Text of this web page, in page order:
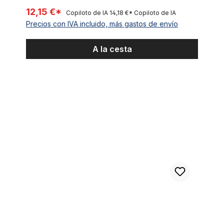
12,15 €* Copiloto de IA 14,18 €* Copiloto de IA
Precios con IVA incluido, más gastos de envío
A la cesta